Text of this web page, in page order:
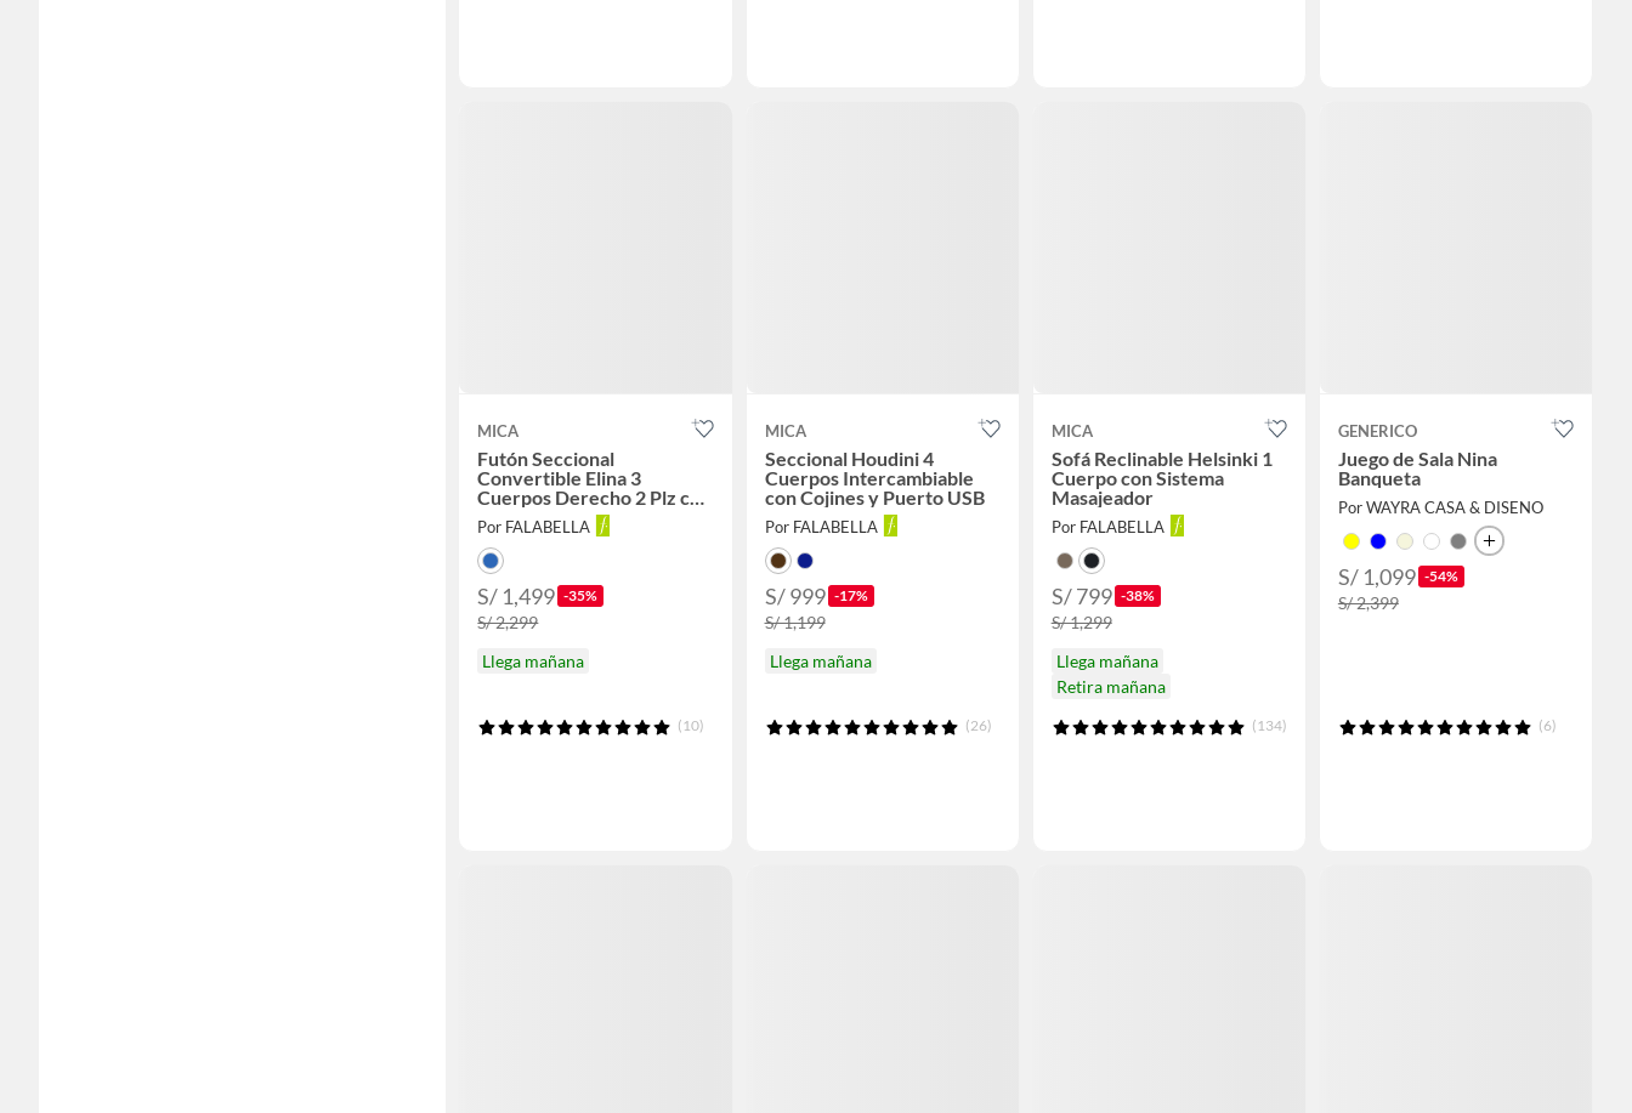
MICA
Futón Seccional
Convertible Elina 3
Cuerpos Derecho 2 Plz con
Almacenamiento
Por FALABELLA
S/ 1,499 -35%
S/ 2,299
Llega mañana
(10)
MICA
Seccional Houdini 4
Cuerpos Intercambiable
con Cojines y Puerto USB
Por FALABELLA
S/ 999 -17%
S/ 1,199
Llega mañana
(26)
MICA
Sofá Reclinable Helsinki 1
Cuerpo con Sistema
Masajeador
Por FALABELLA
S/ 799 -38%
S/ 1,299
Llega mañana
Retira mañana
(134)
GENERICO
Juego de Sala Nina
Banqueta
Por WAYRA CASA & DISENO
S/ 1,099 -54%
S/ 2,399
(6)